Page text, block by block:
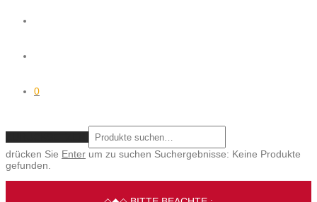
0
drücken Sie Enter um zu suchen Suchergebnisse: Keine Produkte
gefunden.